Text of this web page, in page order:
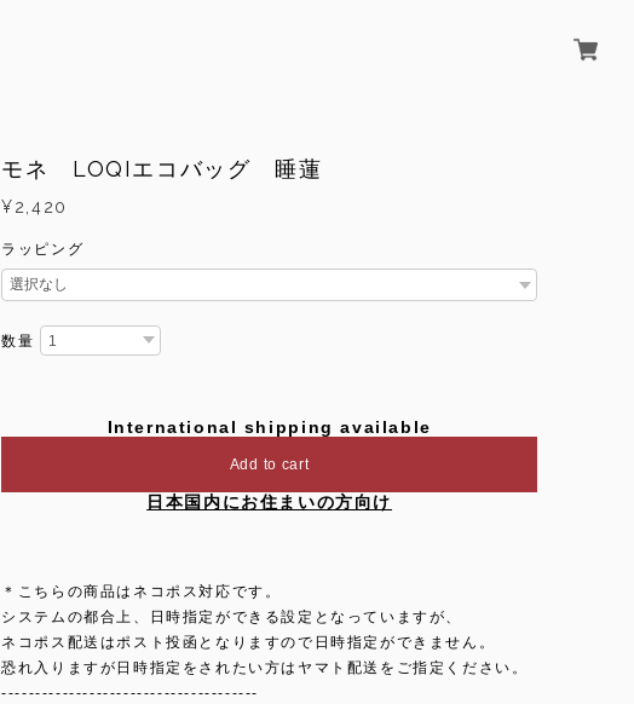
モネ LOQIエコバッグ 睡蓮
¥2,420
ラッピング
数量
International shipping available
Add to cart
日本国内にお住まいの方向け
＊こちらの商品はネコポス対応です。
システムの都合上、日時指定ができる設定となっていますが、
ネコポス配送はポスト投函となりますので日時指定ができません。
恐れ入りますが日時指定をされたい方はヤマト配送をご指定ください。
--------------------------------------